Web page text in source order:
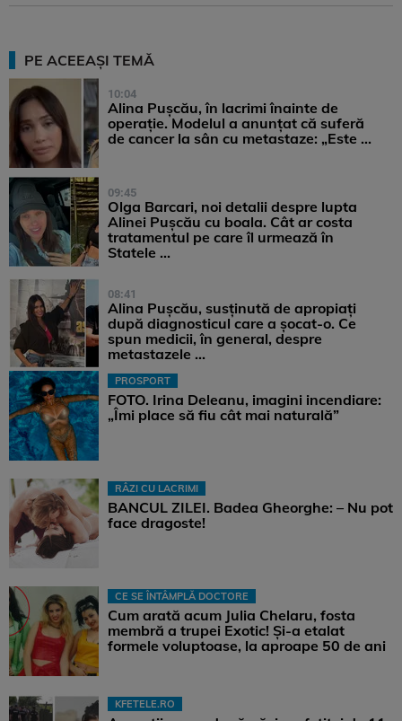
PE ACEEAȘI TEMĂ
10:04
Alina Pușcău, în lacrimi înainte de
operație. Modelul a anunțat că suferă
de cancer la sân cu metastaze: „Este ...
09:45
Olga Barcari, noi detalii despre lupta
Alinei Pușcău cu boala. Cât ar costa
tratamentul pe care îl urmează în
Statele ...
08:41
Alina Pușcău, susținută de apropiați
după diagnosticul care a șocat-o. Ce
spun medicii, în general, despre
metastazele ...
PROSPORT
FOTO. Irina Deleanu, imagini incendiare:
„Îmi place să fiu cât mai naturală”
RÂZI CU LACRIMI
BANCUL ZILEI. Badea Gheorghe: – Nu pot
face dragoste!
CE SE ÎNTÂMPLĂ DOCTORE
Cum arată acum Julia Chelaru, fosta
membră a trupei Exotic! Și-a etalat
formele voluptoase, la aproape 50 de ani
KFETELE.RO